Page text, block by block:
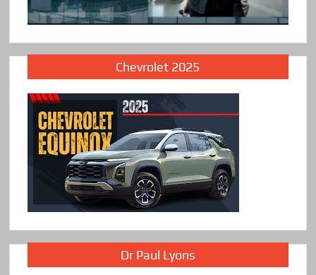
Chevrolet 2025
Dr Paul Lyons